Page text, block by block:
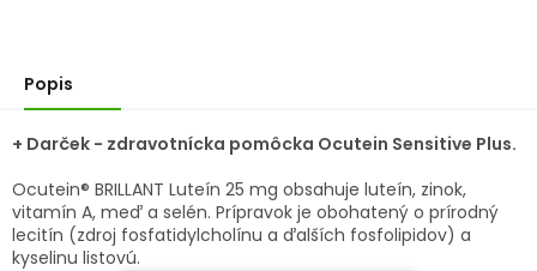
z
Popis
+ Darček - zdravotnícka pomôcka Ocutein Sensitive Plus.
Ocutein® BRILLANT Luteín 25 mg obsahuje luteín, zinok,
vitamín A, meď a selén. Prípravok je obohatený o prírodný
lecitín (zdroj fosfatidylcholínu a ďalších fosfolipidov) a
kyselinu listovú.